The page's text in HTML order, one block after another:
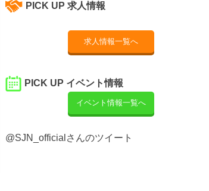
PICK UP 求人情報
求人情報一覧へ
PICK UP イベント情報
イベント情報一覧へ
@SJN_officialさんのツイート